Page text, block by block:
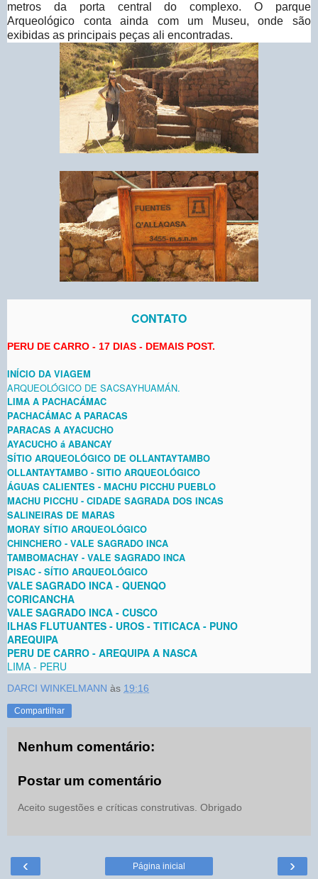
metros da porta central do complexo. O parque
Arqueológico conta ainda com um Museu, onde são
exibidas as principais peças ali encontradas.
CONTATO
PERU DE CARRO - 17 DIAS - DEMAIS POST.
INÍCIO DA VIAGEM
ARQUEOLÓGICO DE SACSAYHUAMÁN.
LIMA A PACHACÁMAC
PACHACÁMAC A PARACAS
PARACAS A AYACUCHO
AYACUCHO á ABANCAY
SÍTIO ARQUEOLÓGICO DE OLLANTAYTAMBO
OLLANTAYTAMBO - SITIO ARQUEOLÓGICO
ÁGUAS CALIENTES - MACHU PICCHU PUEBLO
MACHU PICCHU - CIDADE SAGRADA DOS INCAS
SALINEIRAS DE MARAS
MORAY SÍTIO ARQUEOLÓGICO
CHINCHERO - VALE SAGRADO INCA
TAMBOMACHAY - VALE SAGRADO INCA
PISAC - SÍTIO ARQUEOLÓGICO
VALE SAGRADO INCA - QUENQO
CORICANCHA
VALE SAGRADO INCA - CUSCO
ILHAS FLUTUANTES - UROS - TITICACA - PUNO
AREQUIPA
PERU DE CARRO - AREQUIPA A NASCA
LIMA - PERU
DARCI WINKELMANN às 19:16
Compartilhar
Nenhum comentário:
Postar um comentário
Aceito sugestões e críticas construtivas. Obrigado
‹ ›
Página inicial